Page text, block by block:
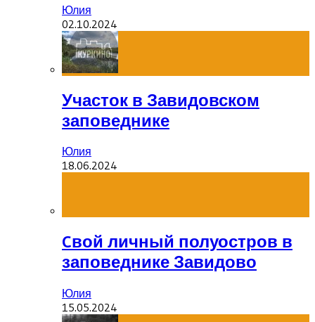
Юлия
02.10.2024
Участок в Завидовском
заповеднике
Юлия
18.06.2024
Cвой личный полуостров в
заповеднике Завидово
Юлия
15.05.2024